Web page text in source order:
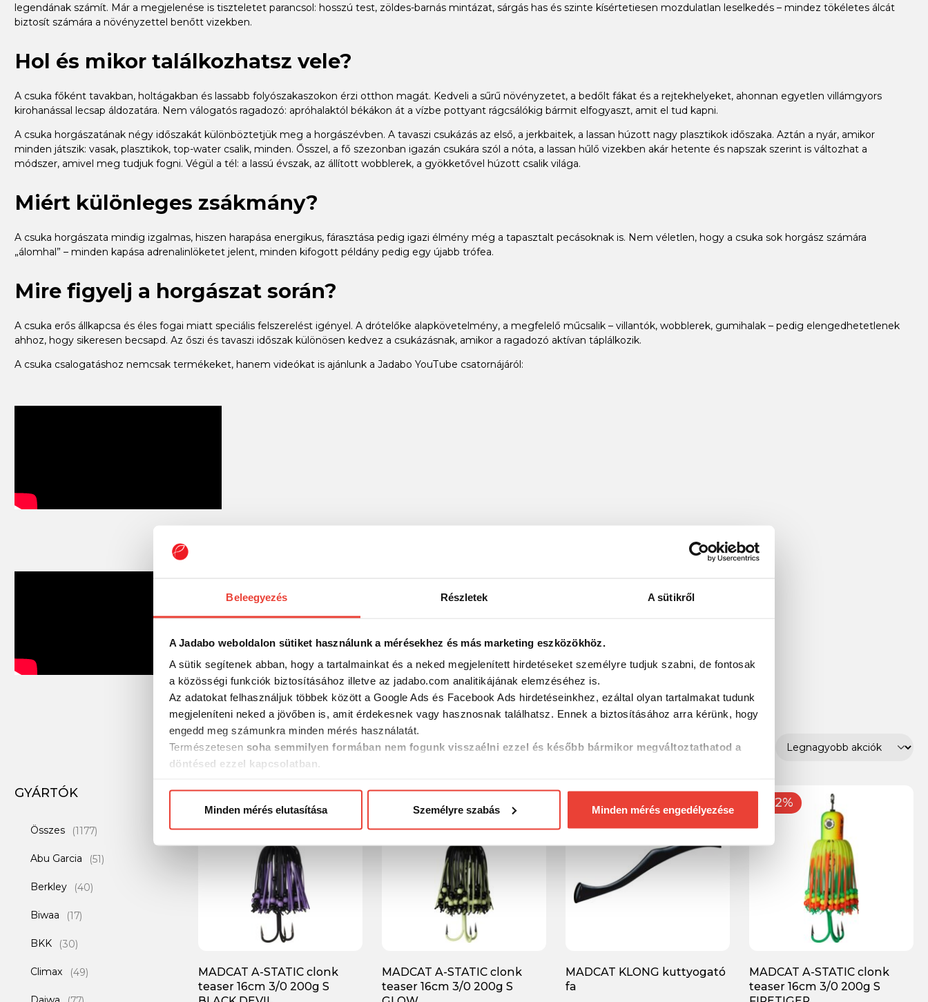
Beleegyezés Részletek A sütikről
A Jadabo weboldalon sütiket használunk a mérésekhez és más marketing eszközökhöz.
A sütik segítenek abban, hogy a tartalmainkat és a neked megjelenített hirdetéseket személyre tudjuk szabni, de fontosak
a közösségi funkciók biztosításához illetve az jadabo.com analitikájának elemzéséhez is.
Az adatokat felhasználjuk többek között a Google Ads és Facebook Ads hirdetéseinkhez, ezáltal olyan tartalmakat tudunk
megjeleníteni neked a jövőben is, amit érdekesnek vagy hasznosnak találhatsz. Ennek a biztosításához arra kérünk, hogy
engedd meg számunkra minden mérés használatát.
Természetesen soha semmilyen formában nem fogunk visszaélni ezzel és később bármikor megváltoztathatod a
döntésed ezzel kapcsolatban.
Minden mérés elutasítása Személyre szabás Minden mérés engedélyezése
legendának számít. Már a megjelenése is tiszteletet parancsol: hosszú test, zöldes-barnás mintázat, sárgás has és szinte kísértetiesen mozdulatlan leselkedés – mindez tökéletes álcát
biztosít számára a növényzettel benőtt vizekben.
Hol és mikor találkozhatsz vele?
A csuka főként tavakban, holtágakban és lassabb folyószakaszokon érzi otthon magát. Kedveli a sűrű növényzetet, a bedőlt fákat és a rejtekhelyeket, ahonnan egyetlen villámgyors
kirohanással lecsap áldozatára. Nem válogatós ragadozó: apróhalaktól békákon át a vízbe pottyant rágcsálókig bármit elfogyaszt, amit el tud kapni.
A csuka horgászatának négy időszakát különböztetjük meg a horgászévben. A tavaszi csukázás az első, a jerkbaitek, a lassan húzott nagy plasztikok időszaka. Aztán a nyár, amikor
minden játszik: vasak, plasztikok, top-water csalik, minden. Ősszel, a fő szezonban igazán csukára szól a nóta, a lassan hűlő vizekben akár hetente és napszak szerint is változhat a
módszer, amivel meg tudjuk fogni. Végül a tél: a lassú évszak, az állított wobblerek, a gyökketővel húzott csalik világa.
Miért különleges zsákmány?
A csuka horgászata mindig izgalmas, hiszen harapása energikus, fárasztása pedig igazi élmény még a tapasztalt pecásoknak is. Nem véletlen, hogy a csuka sok horgász számára
„álomhal” – minden kapása adrenalinlöketet jelent, minden kifogott példány pedig egy újabb trófea.
Mire figyelj a horgászat során?
A csuka erős állkapcsa és éles fogai miatt speciális felszerelést igényel. A drótelőke alapkövetelmény, a megfelelő műcsalik – villantók, wobblerek, gumihalak – pedig elengedhetetlenek
ahhoz, hogy sikeresen becsapd. Az őszi és tavaszi időszak különösen kedvez a csukázásnak, amikor a ragadozó aktívan táplálkozik.
A csuka csalogatáshoz nemcsak termékeket, hanem videókat is ajánlunk a Jadabo YouTube csatornájáról:
GYÁRTÓK
Összes (1177)
Abu Garcia (51)
Berkley (40)
Biwaa (17)
BKK (30)
Climax (49)
-26%
MADCAT A-STATIC clonk
teaser 16cm 3/0 200g S
-26%
MADCAT A-STATIC clonk
teaser 16cm 3/0 200g S
-22%
MADCAT KLONG kuttyogató
fa
-12%
MADCAT A-STATIC clonk
teaser 16cm 3/0 200g S